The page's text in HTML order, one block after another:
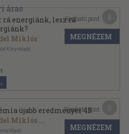
rá energiánk, lesz rá
Miklós
Könyvkiadó
papírkötés
Zsebkönyvek sorozat
Kapható pont:
MEGNÉZEM
újabb eredményei 45.
Miklós ...
Kiadó
Kapható pont:
MEGNÉZEM